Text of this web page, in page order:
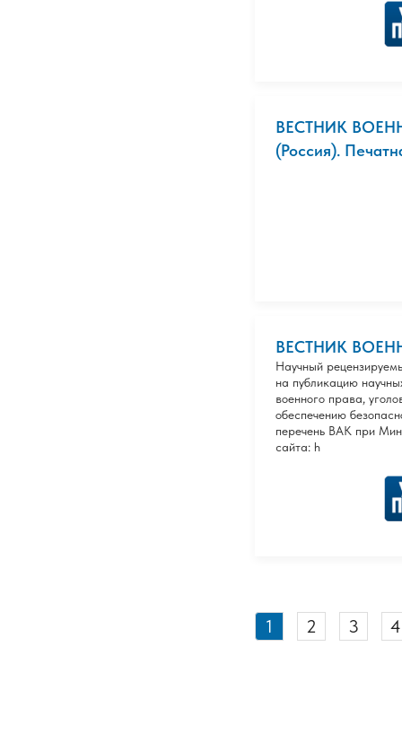
ВЕСТНИК
(Россия).
ВЕСТНИК
Научный
на публикацию
военного права,
обеспечению
перечень ВАК при
сайта: h
1 2 3 4